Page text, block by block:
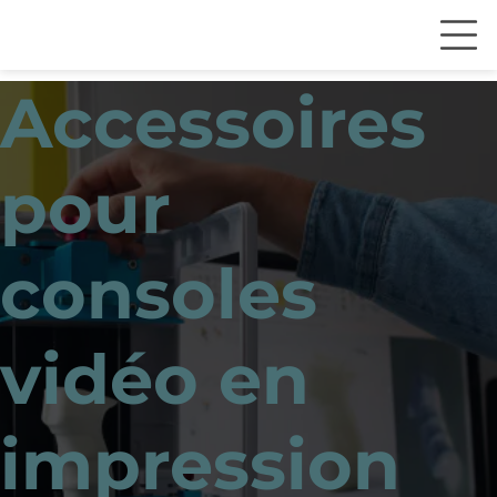
Accessoires
pour
consoles
vidéo en
impression